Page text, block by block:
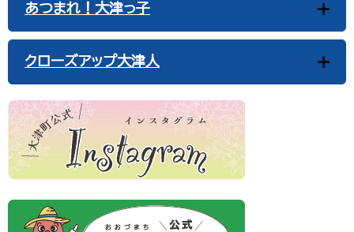
あつまれ！大津っ子
クローズアップ大津人